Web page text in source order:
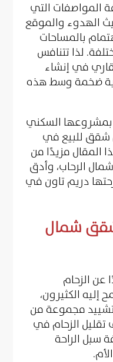
المواصفات التي
الهدوء والموقع
بالمساحات
لذا تتنافس
في إنشاء
ضخمة وسط هذه
السكني
شقق للبيع في
المقال مزيدًا من
الرحاب، وأدق
دريم تاون في
شمال
عن الزحام
الكثيرون،
مجموعة من
الزحام في
سبل الراحة